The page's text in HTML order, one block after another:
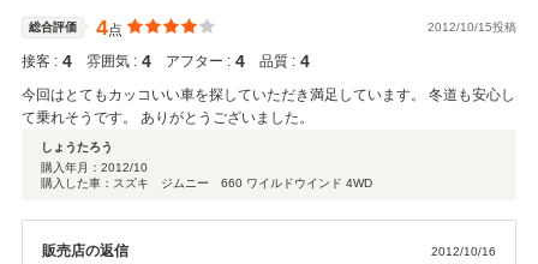
総合評価 4点 2012/10/15投稿
接客 : 4 雰囲気 : 4 アフター : 4 品質 : 4
今回はとてもカッコいい車を探していただき満足しています。 冬道も安心し
て乗れそうです。 ありがとうございました。
しょうたろう
購入年月： 2012/10
購入した車：スズキ ジムニー 660 ワイルドウインド 4WD
販売店の返信 2012/10/16